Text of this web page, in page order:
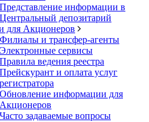
Представление информации в
Центральный депозитарий
для Акционеров
Филиалы и трансфер-агенты
Электронные сервисы
Правила ведения реестра
Прейскурант и оплата услуг
регистратора
Обновление информации для
Акционеров
Часто задаваемые вопросы